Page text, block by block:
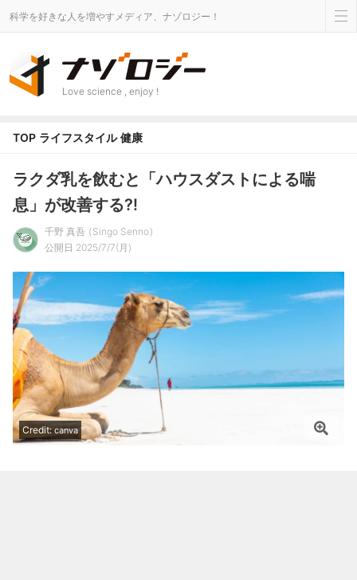
科学を好きな人を増やすメディア、ナゾロジー！
Love science , enjoy !
TOP ライフスタイル 健康
ラクダ乳を飲むと「ハウスダストによる喘
息」が改善する⁈
千野 真吾
Singo Senno
公開日 2025/7/7(月)
Credit:canva